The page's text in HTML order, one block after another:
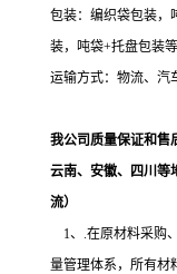
包装：编织袋包装，
装，吨袋+托盘包装
运输方式： 物流、汽
我公司质量保证和售
云南、安徽、四川等
流）
1、.在原材料采购
量管理体系，所有材